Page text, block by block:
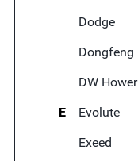
Dodge
Dongfeng
DW Hower
E
Evolute
Exeed